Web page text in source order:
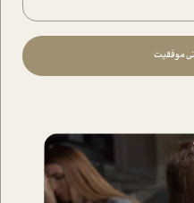
موفقیت